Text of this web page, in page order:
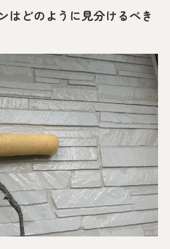
はどのように見分けるべき